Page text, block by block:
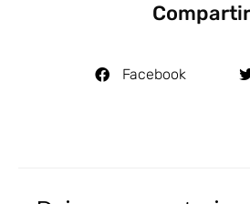
Facebook